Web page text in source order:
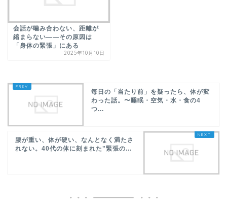
会話が噛み合わない、距離が
縮まらない——その原因は
「身体の緊張」にある
2025年10月10日
毎日の「当たり前」を疑ったら、体が変
わった話。〜睡眠・空気・水・食の4
つ...
腰が重い、体が硬い、なんとなく満たさ
れない。40代の体に刻まれた"緊張の...